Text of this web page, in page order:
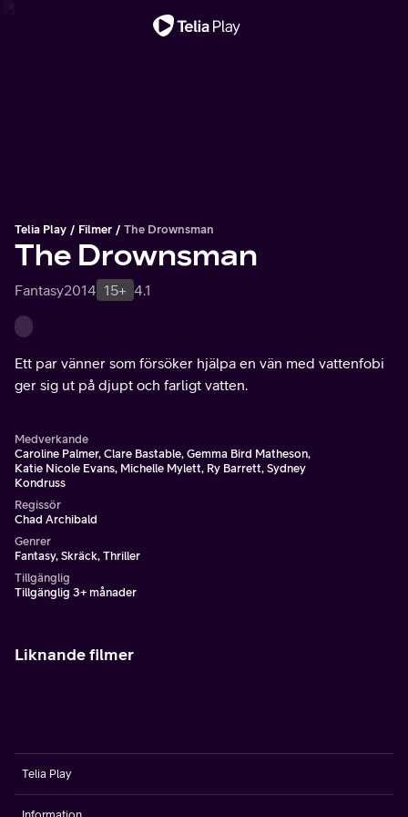
Telia Play Filmer The Drownsman
The Drownsman
Fantasy2014 15+ 4.1
Ett par vänner som försöker hjälpa en vän med vattenfobi
ger sig ut på djupt och farligt vatten.
Medverkande
Caroline Palmer, Clare Bastable, Gemma Bird Matheson,
Katie Nicole Evans, Michelle Mylett, Ry Barrett, Sydney
Kondruss
Regissör
Chad Archibald
Genrer
Fantasy, Skräck, Thriller
Tillgänglig
Tillgänglig 3+ månader
Liknande filmer
Telia Play